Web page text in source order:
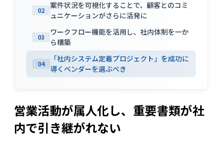
02
案件状況を可視化することで、顧客とのコミ
ュニケーションがさらに活発に
03
ワークフロー機能を活用し、社内体制を一か
ら構築
04
「社内システム定着プロジェクト」を成功に
導くベンダーを選ぶべき
営業活動が属人化し、重要書類が社
内で引き継がれない